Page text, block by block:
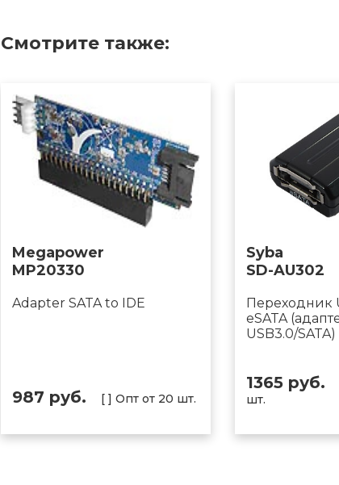
Смотрите также:
Megapower
MP20330
Adapter SATA to IDE
987 руб. [ ] Опт от 20 шт.
Syba
SD-AU302
Переходник
eSATA
USB3.0/SATA)
1365 руб.
шт.